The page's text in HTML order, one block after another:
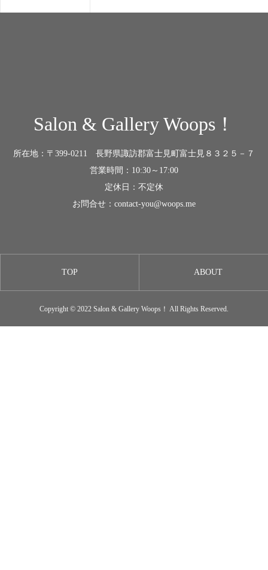
Salon & Gallery Woops！
所在地：〒399-0211 長野県諏訪郡富士見町富士見８３２５－７
営業時間：10:30～17:00
定休日：不定休
お問合せ：contact-you@woops.me
TOP ABOUT
Copyright © 2022 Salon & Gallery Woops！ All Rights Reserved.